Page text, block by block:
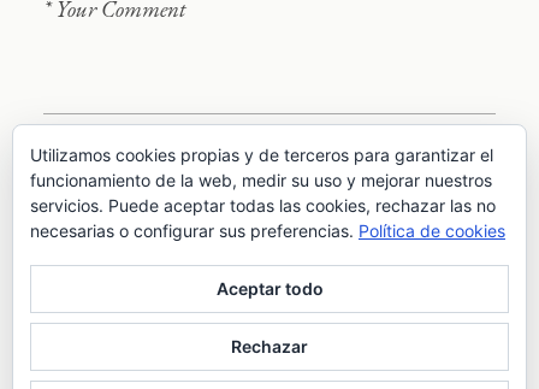
ENVIAR COMENTARIO
Copyrights ©Fabián Albayay 2026 | Todos los derechos
Utilizamos cookies propias y de terceros para garantizar el
funcionamiento de la web, medir su uso y mejorar nuestros
servicios. Puede aceptar todas las cookies, rechazar las no
necesarias o configurar sus preferencias. Política de cookies
Aceptar todo
Rechazar